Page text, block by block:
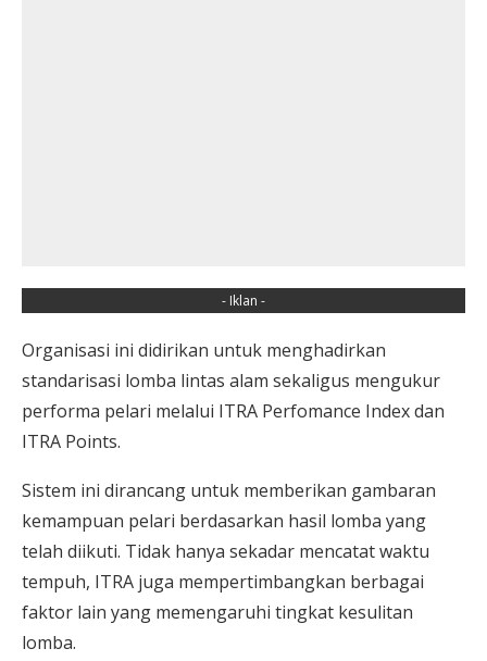
- Iklan -
Organisasi ini didirikan untuk menghadirkan
standarisasi lomba lintas alam sekaligus mengukur
performa pelari melalui ITRA Perfomance Index dan
ITRA Points.
Sistem ini dirancang untuk memberikan gambaran
kemampuan pelari berdasarkan hasil lomba yang
telah diikuti. Tidak hanya sekadar mencatat waktu
tempuh, ITRA juga mempertimbangkan berbagai
faktor lain yang memengaruhi tingkat kesulitan
lomba.